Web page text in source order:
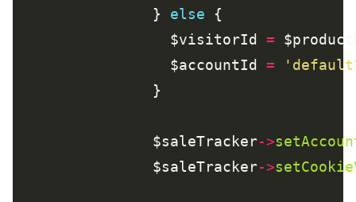
    		    }
else
    			  $visitorId
=
    			  $accountId
=
    		    $saleTracker
->
    		    $saleTracker
->